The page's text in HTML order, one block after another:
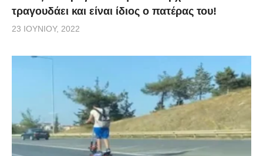
τραγουδάει και είναι ίδιος ο πατέρας του!
23 ΙΟΥΝΊΟΥ, 2022